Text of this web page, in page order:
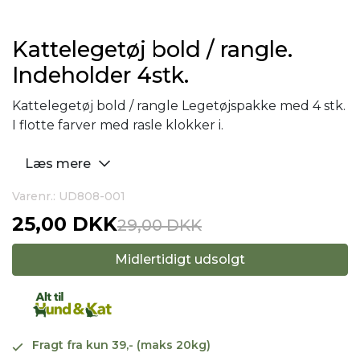
Kattelegetøj bold / rangle.
Indeholder 4stk.
Kattelegetøj bold / rangle Legetøjspakke med 4 stk.
I flotte farver med rasle klokker i.
Læs mere
Varenr.: UD808-001
25,00 DKK29,00 DKK
Midlertidigt udsolgt
Fragt fra kun 39,- (maks 20kg)